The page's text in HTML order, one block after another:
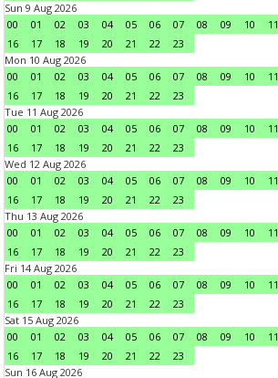
Sun 9 Aug 2026
00
01 02 03 04 05 06 07 08 09 10 11
16
17 18 19 20 21 22
23
Mon 10 Aug 2026
00
01 02 03 04 05 06 07 08 09 10 11
16
17 18 19 20 21 22
23
Tue 11 Aug 2026
00
01 02 03 04 05 06 07 08 09 10 11
16
17 18 19 20 21 22
23
Wed 12 Aug 2026
00
01 02 03 04 05 06 07 08 09 10 11
16
17 18 19 20 21 22
23
Thu 13 Aug 2026
00
01 02 03 04 05 06 07 08 09 10 11
16
17 18 19 20 21 22
23
Fri 14 Aug 2026
00
01 02 03 04 05 06 07 08 09 10 11
16
17 18 19 20 21 22
23
Sat 15 Aug 2026
00
01 02 03 04 05 06 07 08 09 10 11
16
17 18 19 20 21 22
23
Sun 16 Aug 2026